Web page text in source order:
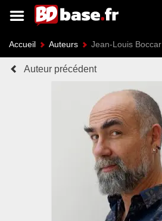
Accueil Auteurs Jean-Louis Boccar
Auteur précédent